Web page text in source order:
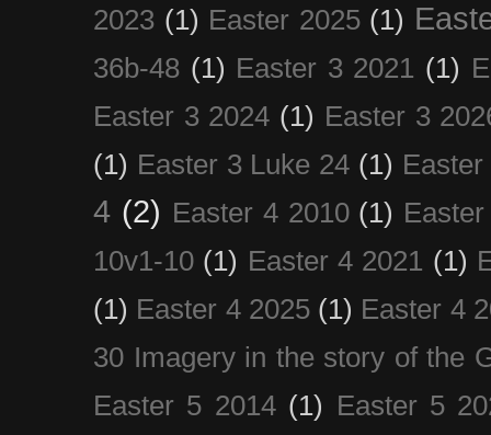
2023 (1) Easter 2025 (1)
36b-48 (1) Easter 3 2021 (1)
Easter 3 2024 (1) Easter 3
(1) Easter 3 Luke 24 (1)
4 (2) Easter 4 2010 (1)
10v1-10 (1) Easter 4 2021 (1)
(1) Easter 4 2025 (1) Easter 4
30 Imagery in the story of the
Easter 5 2014 (1) Easter 5